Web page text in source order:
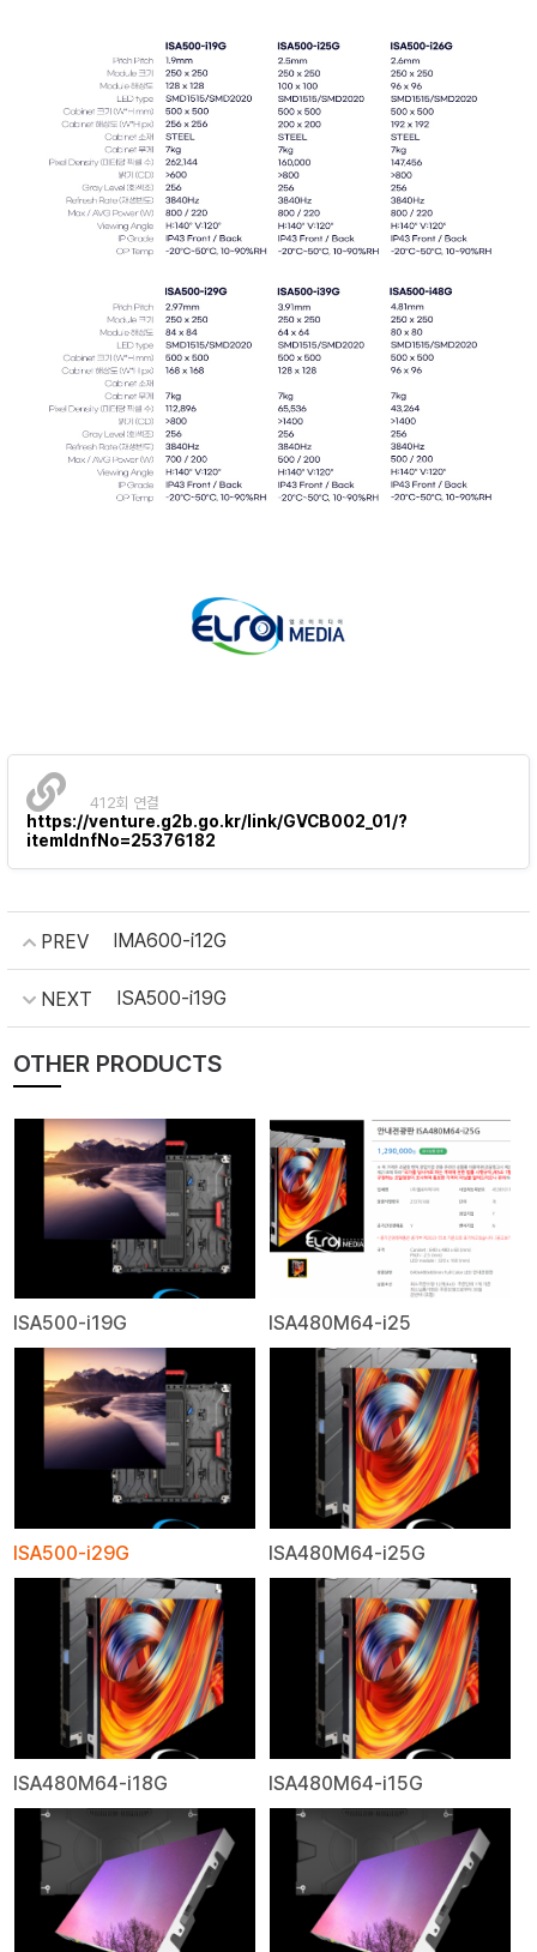
https://venture.g2b.go.kr/link/GVCB002_01/?
itemIdnfNo=25376182
412회 연결
PREV IMA600-i12G
NEXT ISA500-i19G
OTHER PRODUCTS
ISA500-i19G ISA480M64-i25
ISA500-i29G ISA480M64-i25G
ISA480M64-i18G ISA480M64-i15G